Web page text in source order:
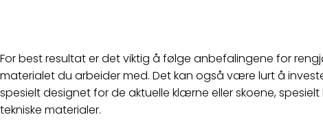
For best resultat er det viktig å følge anbefalingene for
materialet du arbeider med. Det kan også være lurt å
spesielt designet for de aktuelle klærne eller skoene,
tekniske materialer.